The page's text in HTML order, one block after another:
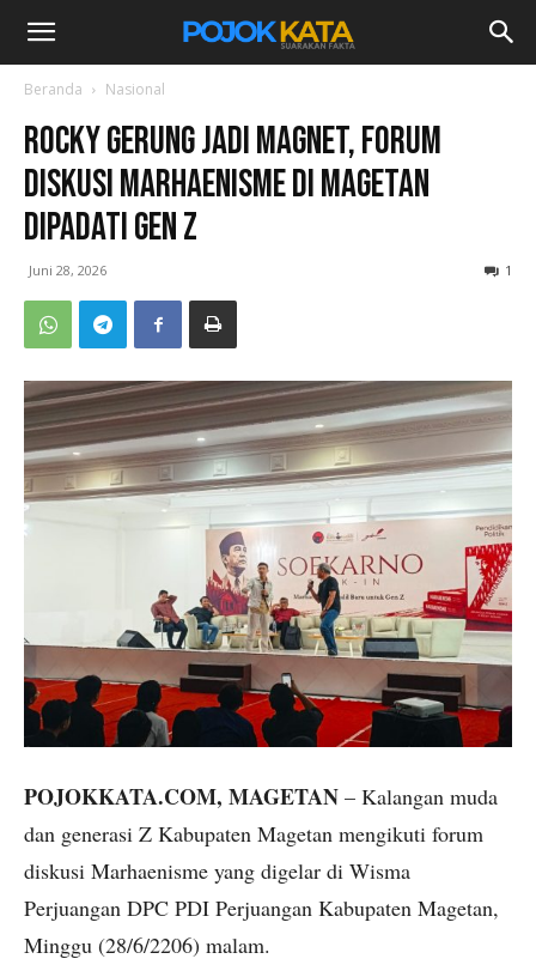
Beranda Nasional
Rocky Gerung Jadi Magnet, Forum
Diskusi Marhaenisme di Magetan
Dipadati Gen Z
Juni 28, 2026 1
POJOKKATA.COM, MAGETAN – Kalangan muda
dan generasi Z Kabupaten Magetan mengikuti forum
diskusi Marhaenisme yang digelar di Wisma
Perjuangan DPC PDI Perjuangan Kabupaten Magetan,
Minggu (28/6/2206) malam.